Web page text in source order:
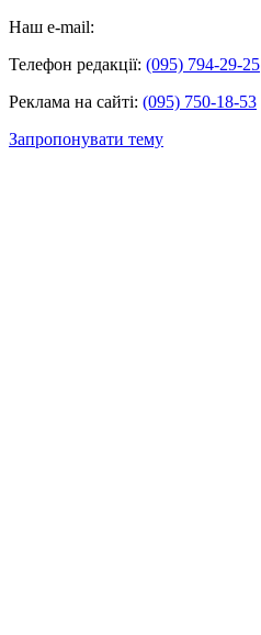
Наш e-mail:
Телефон редакції: (095) 794-29-25
Реклама на сайті: (095) 750-18-53
Запропонувати тему